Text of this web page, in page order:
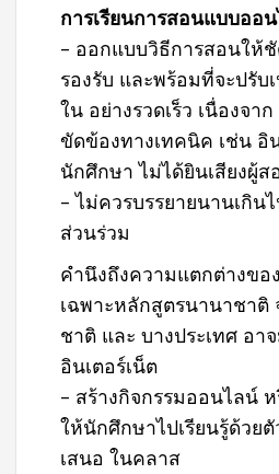
การเรียนการสอนแบบออ
– ออกแบบวิธีการสอนให้
รองรับ และพร้อมที่จะปรับ
ใน อย่างรวดเร็ว เนื่องจา
ขัดข้องทางเทคนิค เช่น อิ
นักศึกษา ไม่ได้ยินเสียงผู้ส
– ไม่ควรบรรยายนานเกิน
ส่วนร่วม
คำนึงถึงความแตกต่างขอ
เฉพาะหลักสูตรนานาชาติ
ชาติ และ บางประเทศ อา
อินเตอร์เน็ต
– สร้างกิจกรรมออนไลน์
ให้นักศึกษาไปเรียนรู้ด้วย
เสนอ ในคลาส